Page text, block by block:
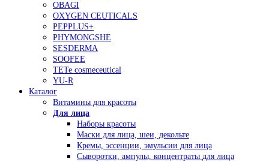
OBAGI
OXYGEN CEUTICALS
PEPPLUS+
PHYMONGSHE
SESDERMA
SOOFEE
TETe cosmeceutical
YU-R
Каталог
Витамины для красоты
Для лица
Наборы красоты
Маски для лица, шеи, декольте
Кремы, эссенции, эмульсии для лица
Сыворотки, ампулы, концентраты для лица